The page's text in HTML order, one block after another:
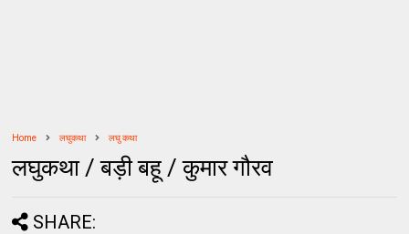
Home लघुकथा लघु कथा
लघुकथा / बड़ी बहू / कुमार गौरव
SHARE: